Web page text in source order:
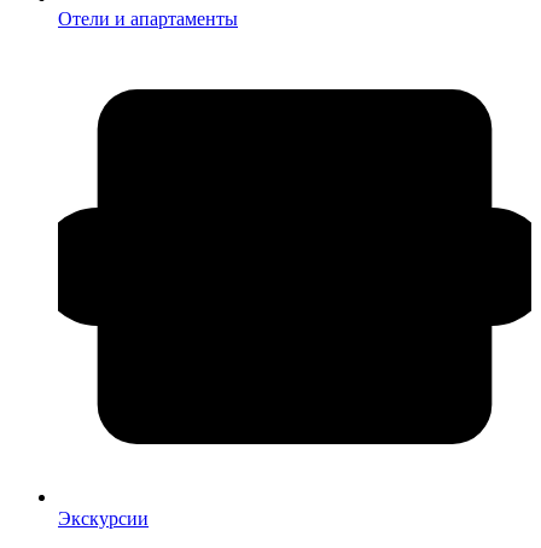
Отели и апартаменты
Экскурсии